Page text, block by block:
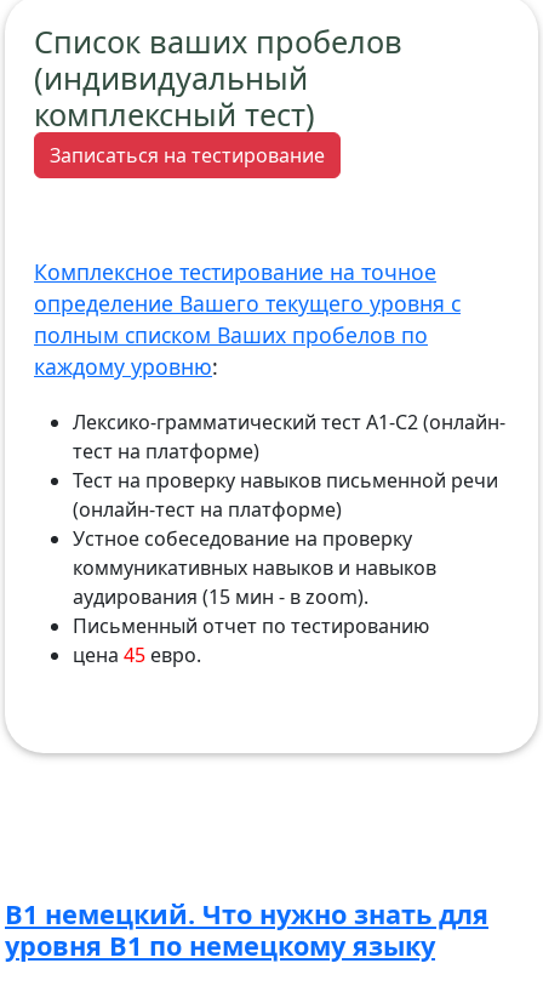
Список ваших пробелов
(индивидуальный
комплексный тест)
Записаться на тестирование
Комплексное тестирование на точное
определение Вашего текущего уровня с
полным списком Ваших пробелов по
каждому уровню:
Лексико-грамматический тест А1-С2 (онлайн-
тест на платформе)
Тест на проверку навыков письменной речи
(онлайн-тест на платформе)
Устное собеседование на проверку
коммуникативных навыков и навыков
аудирования (15 мин - в zoom).
Письменный отчет по тестированию
цена 45 евро.
B1 немецкий. Что нужно знать для
уровня B1 по немецкому языку